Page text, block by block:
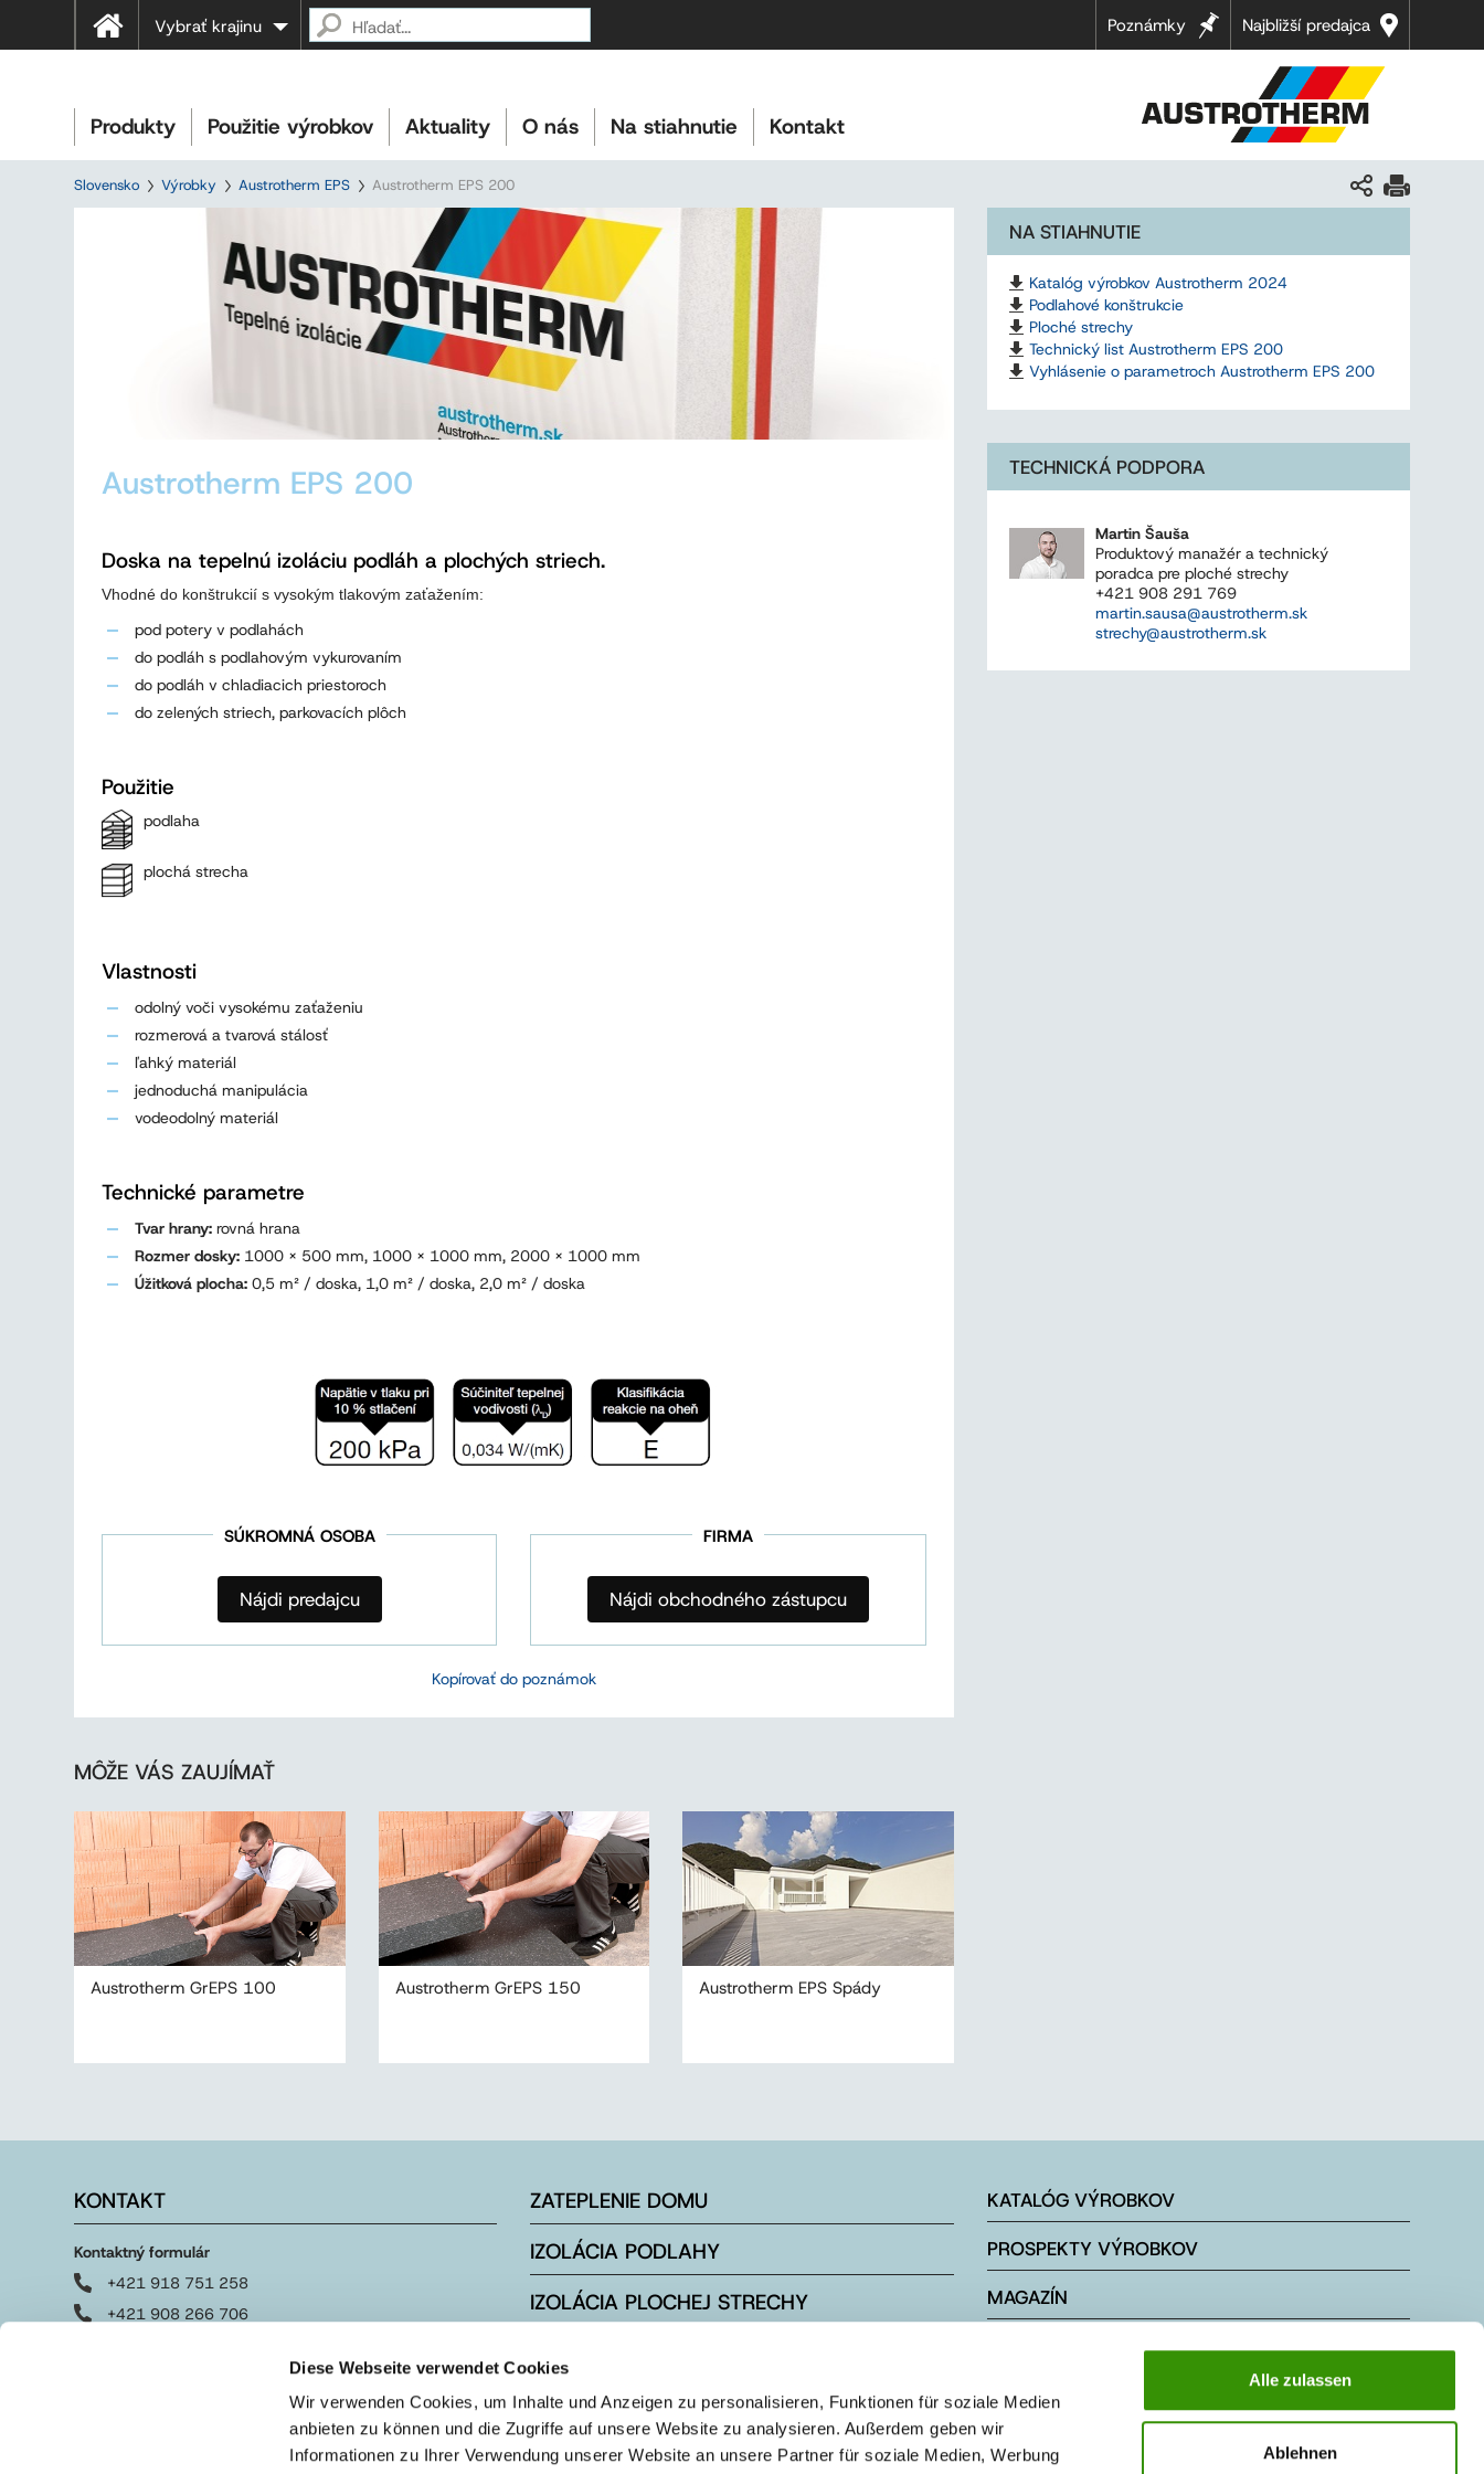
Diese Webseite verwendet Cookies
Wir verwenden Cookies, um Inhalte und Anzeigen zu personalisieren, Funktionen für soziale Medien
anbieten zu können und die Zugriffe auf unsere Website zu analysieren. Außerdem geben wir
Informationen zu Ihrer Verwendung unserer Website an unsere Partner für soziale Medien, Werbung
Alle zulassen
Ablehnen
Najbližší predajca
Poznámky
Vybrať krajinu
Produkty Použitie výrobkov Aktuality O nás Na stiahnutie Kontakt
Slovensko Výrobky Austrotherm EPS Austrotherm EPS 200
Austrotherm EPS 200
Doska na tepelnú izoláciu podláh a plochých striech.
Vhodné do konštrukcií s vysokým tlakovým zaťažením:
pod potery v podlahách
do podláh s podlahovým vykurovaním
do podláh v chladiacich priestoroch
do zelených striech, parkovacích plôch
Použitie
podlaha
plochá strecha
Vlastnosti
odolný voči vysokému zaťaženiu
rozmerová a tvarová stálosť
ľahký materiál
jednoduchá manipulácia
vodeodolný materiál
Technické parametre
Tvar hrany: rovná hrana
Rozmer dosky: 1000 x 500 mm, 1000 x 1000 mm, 2000 x 1000 mm
Úžitková plocha: 0,5 m² / doska, 1,0 m² / doska, 2,0 m² / doska
SÚKROMNÁ OSOBA
Nájdi predajcu
FIRMA
Nájdi obchodného zástupcu
Kopírovať do poznámok
MÔŽE VÁS ZAUJÍMAŤ
Austrotherm GrEPS 100 Austrotherm GrEPS 150 Austrotherm EPS Spády
NA STIAHNUTIE
Katalóg výrobkov Austrotherm 2024
Podlahové konštrukcie
Ploché strechy
Technický list Austrotherm EPS 200
Vyhlásenie o parametroch Austrotherm EPS 200
TECHNICKÁ PODPORA
Martin Šauša
Produktový manažér a technický
poradca pre ploché strechy
+421 908 291 769
martin.sausa@austrotherm.sk
strechy@austrotherm.sk
KONTAKT
Kontaktný formulár
+421 918 751 258
+421 908 266 706
ZATEPLENIE DOMU
IZOLÁCIA PODLAHY
IZOLÁCIA PLOCHEJ STRECHY
IZOLÁCIA ZÁKLADOVEJ DOSKY
KATALÓG VÝROBKOV
PROSPEKTY VÝROBKOV
MAGAZÍN